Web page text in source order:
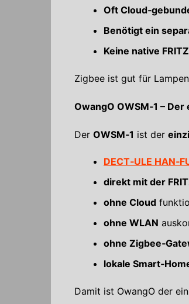
Oft
Benötigt ein
Keine native
Zigbee ist gut für
OwangO OWSM‑1 –
Der OWSM‑1 ist der
DECT‑ULE
direkt mit der
ohne Cloud
ohne WLAN
ohne
lokale
Damit ist OwangO der